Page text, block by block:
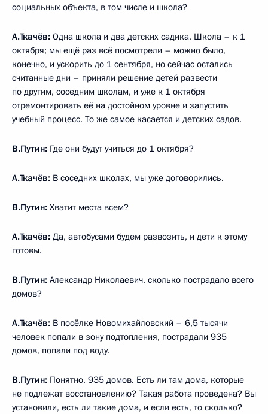
социальных объекта, в том числе и школа?
А.Ткачёв: Одна школа и два детских садика. Школа – к 1
октября; мы ещё раз всё посмотрели – можно было,
конечно, и ускорить до 1 сентября, но сейчас остались
считанные дни – приняли решение детей развести
по другим, соседним школам, и уже к 1 октября
отремонтировать её на достойном уровне и запустить
учебный процесс. То же самое касается и детских садов.
В.Путин: Где они будут учиться до 1 октября?
А.Ткачёв: В соседних школах, мы уже договорились.
В.Путин: Хватит места всем?
А.Ткачёв: Да, автобусами будем развозить, и дети к этому
готовы.
В.Путин: Александр Николаевич, сколько пострадало всего
домов?
А.Ткачёв: В посёлке Новомихайловский – 6,5 тысячи
человек попали в зону подтопления, пострадали 935
домов, попали под воду.
В.Путин: Понятно, 935 домов. Есть ли там дома, которые
не подлежат восстановлению? Такая работа проведена? Вы
установили, есть ли такие дома, и если есть, то сколько?